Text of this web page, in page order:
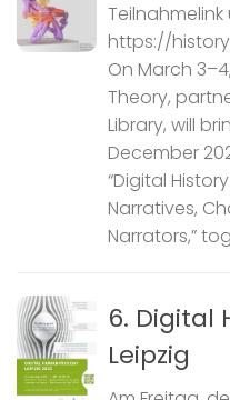
Teilnahmelink
https://
On March
Theory,
Library, will
December
“Digital
Narratives,
Narrators,”
6. Digital
Leipzig